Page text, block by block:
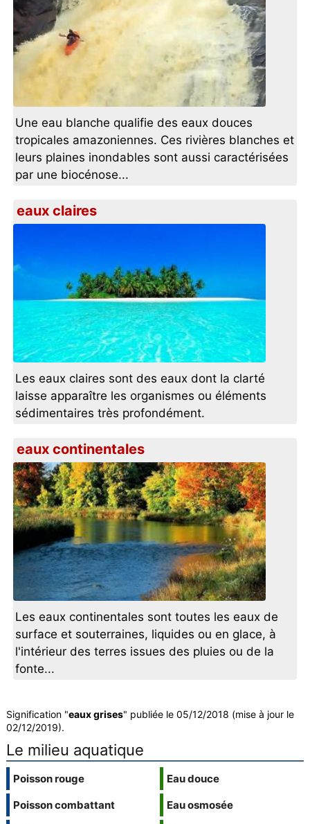
Une eau blanche qualifie des eaux douces
tropicales amazoniennes. Ces rivières blanches et
leurs plaines inondables sont aussi caractérisées
par une biocénose...
eaux claires
Les eaux claires sont des eaux dont la clarté
laisse apparaître les organismes ou éléments
sédimentaires très profondément.
eaux continentales
Les eaux continentales sont toutes les eaux de
surface et souterraines, liquides ou en glace, à
l'intérieur des terres issues des pluies ou de la
fonte...
Signification "eaux grises" publiée le 05/12/2018 (mise à jour le
02/12/2019).
Le milieu aquatique
Poisson rouge
Poisson combattant
Eau douce
Eau osmosée